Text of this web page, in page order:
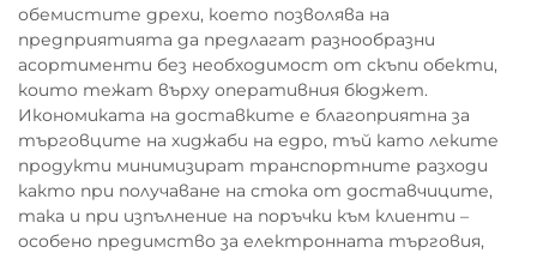
обемистите дрехи, което позволява на
предприятията да предлагат разнообразни
асортименти без необходимост от скъпи обекти,
които тежат върху оперативния бюджет.
Икономиката на доставките е благоприятна за
търговците на хиджаби на едро, тъй като леките
продукти минимизират транспортните разходи
както при получаване на стока от доставчиците,
така и при изпълнение на поръчки към клиенти –
особено предимство за електронната търговия,